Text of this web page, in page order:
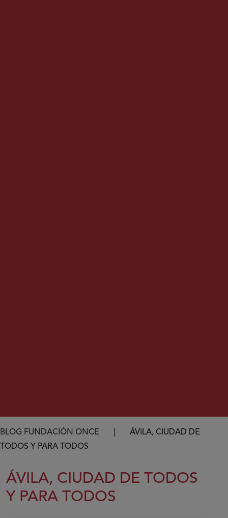
Ruta de navegación
BLOG FUNDACIÓN ONCE
ÁVILA, CIUDAD DE
TODOS Y PARA TODOS
ÁVILA, CIUDAD DE TODOS
Y PARA TODOS